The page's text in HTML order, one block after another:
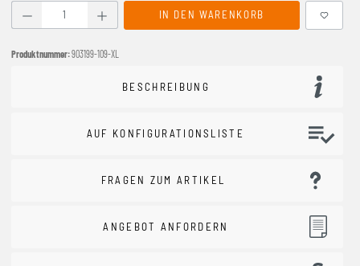
Produkt Anzahl: Gib den gewünschten Wert ein oder
IN DEN WARENKORB
Produktnummer:903199-109-XL
BESCHREIBUNG
AUF KONFIGURATIONSLISTE
FRAGEN ZUM ARTIKEL
ANGEBOT ANFORDERN